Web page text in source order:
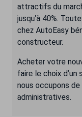
attractifs du
jusqu’à 40%.
chez AutoEasy
constructeur.
Acheter votre
faire le choix d’un
nous occupons
administratives.